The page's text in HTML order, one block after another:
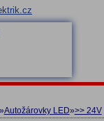
Autožárovky LED»>> 24V